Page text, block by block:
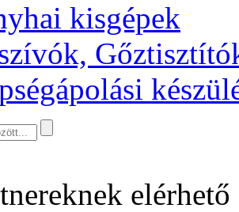
kisgépek